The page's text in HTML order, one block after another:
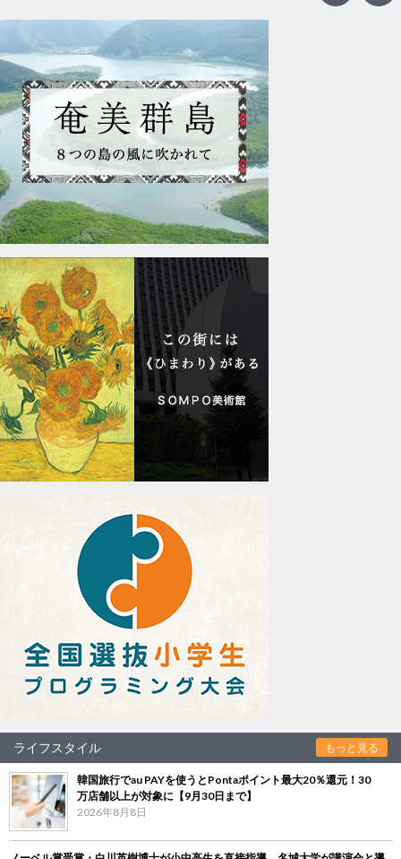
ライフスタイル もっと見る
韓国旅行でau PAYを使うとPontaポイント最大20％還元！30
万店舗以上が対象に【9月30日まで】
2026年8月8日